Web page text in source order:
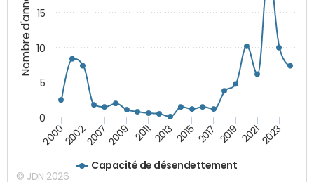
Nombre d'années
Capacité de désendettement
2000200220072009 2011 2013 2015 2017 2019 20212023
0
5
10
15
© JDN 2026